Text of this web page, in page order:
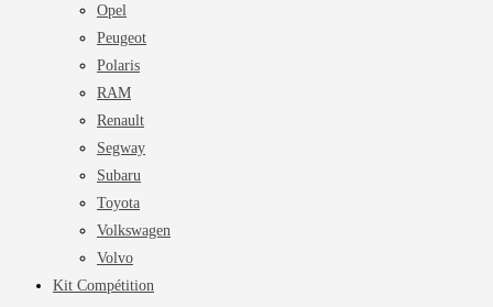
Opel
Peugeot
Polaris
RAM
Renault
Segway
Subaru
Toyota
Volkswagen
Volvo
Kit Compétition